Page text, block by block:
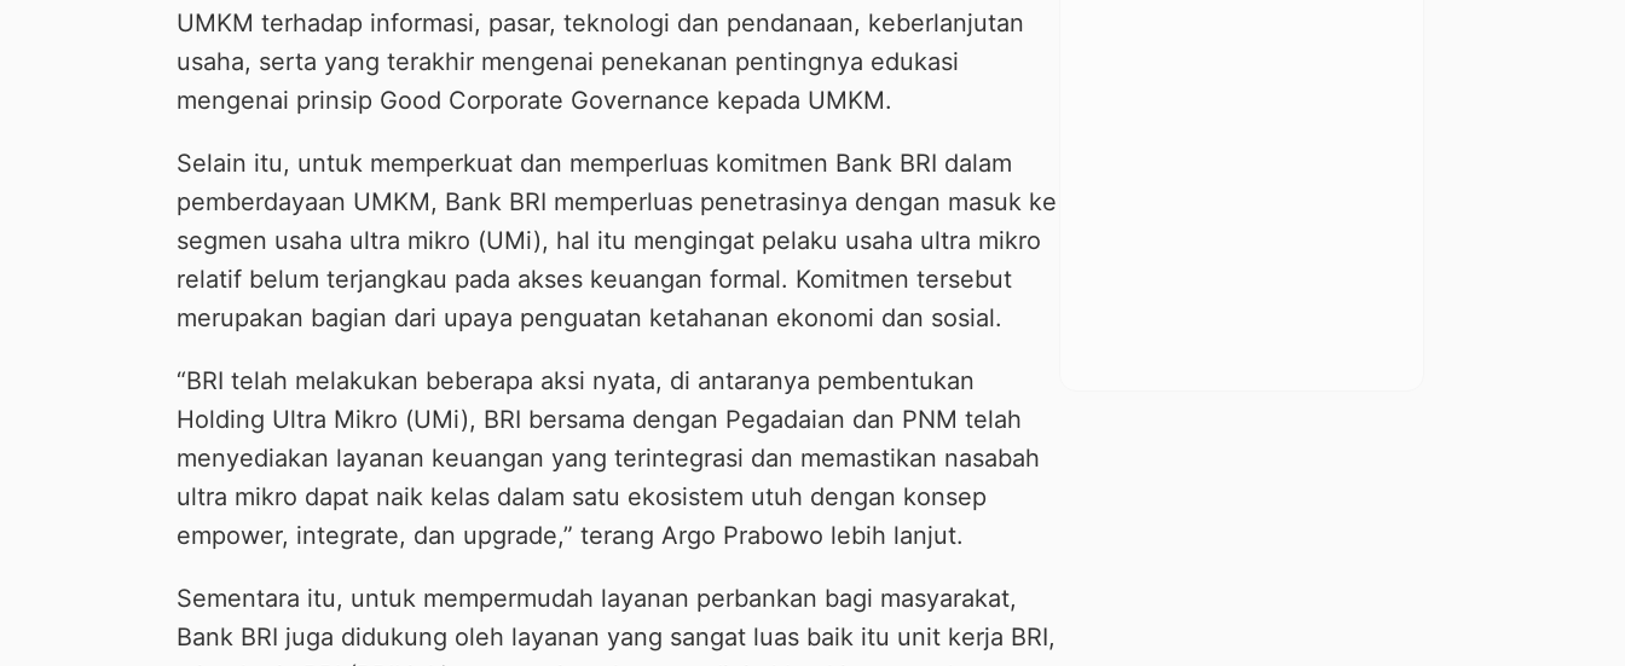
UMKM terhadap informasi, pasar, teknologi dan pendanaan, keberlanjutan
usaha, serta yang terakhir mengenai penekanan pentingnya edukasi
mengenai prinsip Good Corporate Governance kepada UMKM.
Selain itu, untuk memperkuat dan memperluas komitmen Bank BRI dalam
pemberdayaan UMKM, Bank BRI memperluas penetrasinya dengan masuk ke
segmen usaha ultra mikro (UMi), hal itu mengingat pelaku usaha ultra mikro
relatif belum terjangkau pada akses keuangan formal. Komitmen tersebut
merupakan bagian dari upaya penguatan ketahanan ekonomi dan sosial.
“BRI telah melakukan beberapa aksi nyata, di antaranya pembentukan
Holding Ultra Mikro (UMi), BRI bersama dengan Pegadaian dan PNM telah
menyediakan layanan keuangan yang terintegrasi dan memastikan nasabah
ultra mikro dapat naik kelas dalam satu ekosistem utuh dengan konsep
empower, integrate, dan upgrade,” terang Argo Prabowo lebih lanjut.
Sementara itu, untuk mempermudah layanan perbankan bagi masyarakat,
Bank BRI juga didukung oleh layanan yang sangat luas baik itu unit kerja BRI,